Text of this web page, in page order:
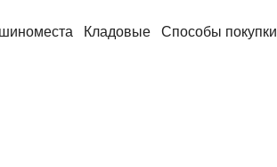
Кладовые Способы покупки